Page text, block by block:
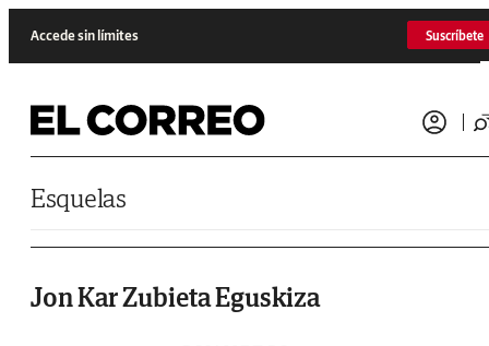
Accede sin límites Suscríbete
Esquelas
Jon Kar Zubieta Eguskiza